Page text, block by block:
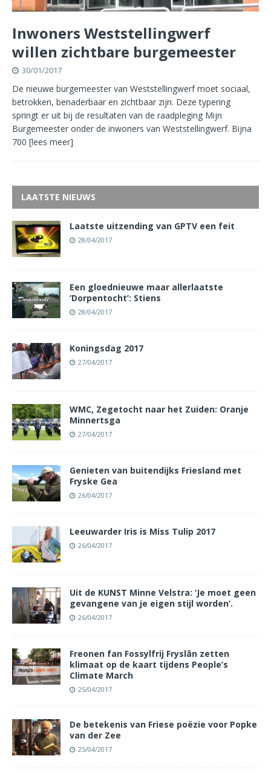
Inwoners Weststellingwerf
willen zichtbare burgemeester
30/01/2017
De nieuwe burgemeester van Weststellingwerf moet sociaal,
betrokken, benaderbaar en zichtbaar zijn. Deze typering
springt er uit bij de resultaten van de raadpleging Mijn
Burgemeester onder de inwoners van Weststellingwerf. Bijna
700 [lees meer]
LAATSTE NIEUWS
Laatste uitzending van GPTV een feit
28/04/2017
Een gloednieuwe maar allerlaatste
‘Dorpentocht’: Stiens
28/04/2017
Koningsdag 2017
27/04/2017
WMC, Zegetocht naar het Zuiden: Oranje
Minnertsga
27/04/2017
Genieten van buitendijks Friesland met
Fryske Gea
26/04/2017
Leeuwarder Iris is Miss Tulip 2017
26/04/2017
Uit de KUNST Minne Velstra: ‘Je moet geen
gevangene van je eigen stijl worden’.
26/04/2017
Freonen fan Fossylfrij Fryslân zetten
klimaat op de kaart tijdens People’s
Climate March
25/04/2017
De betekenis van Friese poëzie voor Popke
van der Zee
25/04/2017